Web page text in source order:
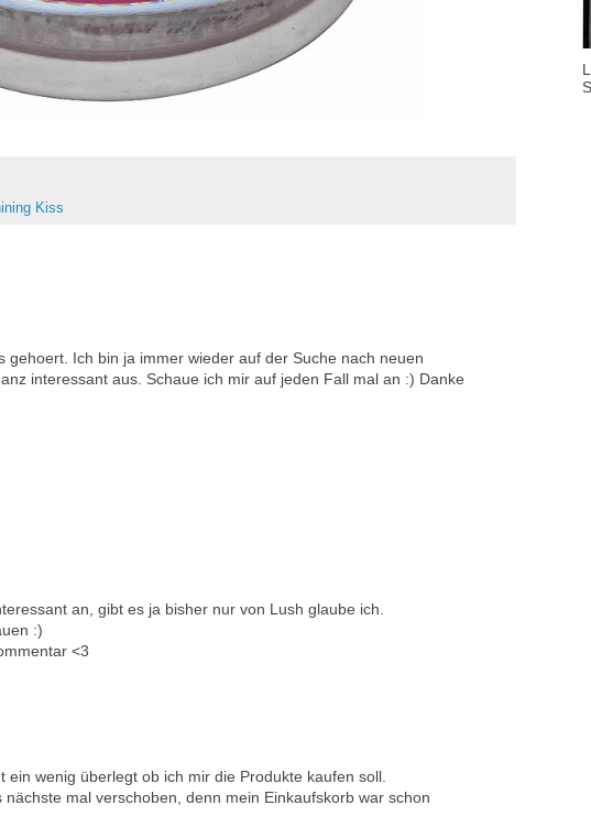
Kiss
gehoert. Ich bin ja immer wieder auf der Suche nach neuen
interessant aus. Schaue ich mir auf jeden Fall mal an :) Danke
an, gibt es ja bisher nur von Lush glaube ich.
:)
<3
ein wenig überlegt ob ich mir die Produkte kaufen soll.
mal verschoben, denn mein Einkaufskorb war schon